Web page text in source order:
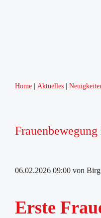
Home Aktuelles
06.02.2026 09:00 von
Erste